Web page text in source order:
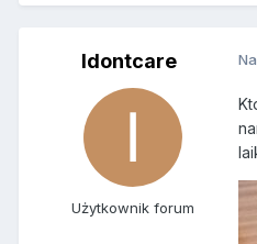
Idontcare
Użytkownik forum